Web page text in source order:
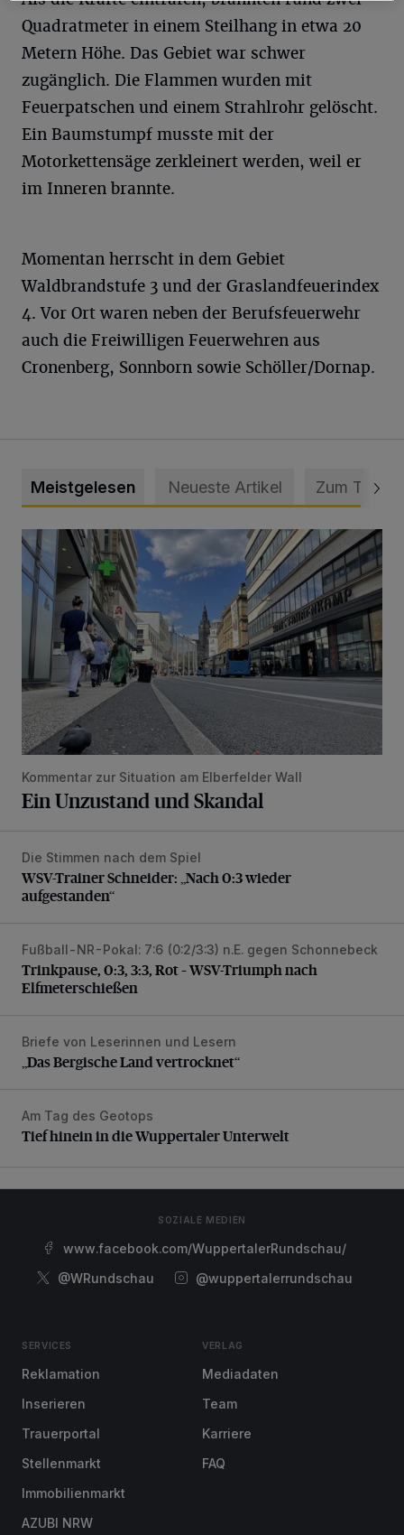
Quadratmeter in einem Steilhang in etwa 20
Metern Höhe. Das Gebiet war schwer
zugänglich. Die Flammen wurden mit
Feuerpatschen und einem Strahlrohr gelöscht.
Ein Baumstumpf musste mit der
Motorkettensäge zerkleinert werden, weil er
im Inneren brannte.
Momentan herrscht in dem Gebiet
Waldbrandstufe 3 und der Graslandfeuerindex
4. Vor Ort waren neben der Berufsfeuerwehr
auch die Freiwilligen Feuerwehren aus
Cronenberg, Sonnborn sowie Schöller/Dornap.
Meistgelesen Neueste Artikel Zum Thema
Ein Unzustand und Skandal
Kommentar zur Situation am Elberfelder Wall
Ein Unzustand und Skandal
WSV-Trainer Schneider: „Nach 0:3 wieder aufgestanden“
Die Stimmen nach dem Spiel
WSV-Trainer Schneider: „Nach 0:3 wieder
aufgestanden“
Trinkpause, 0:3, 3:3, Rot – WSV-Triumph nach
Fußball-NR-Pokal: 7:6 (0:2/3:3) n.E. gegen Schonnebeck
Trinkpause, 0:3, 3:3, Rot – WSV-Triumph nach
Elfmeterschießen
„Das Bergische Land vertrocknet“
Briefe von Leserinnen und Lesern
„Das Bergische Land vertrocknet“
Tief hinein in die Wuppertaler Unterwelt
Am Tag des Geotops
Tief hinein in die Wuppertaler Unterwelt
SOZIALE MEDIEN
www.facebook.com/WuppertalerRundschau/
@WRundschau
@wuppertalerrundschau
SERVICES
Reklamation
Inserieren
Trauerportal
Stellenmarkt
Immobilienmarkt
AZUBI NRW
VERLAG
Mediadaten
Team
Karriere
FAQ